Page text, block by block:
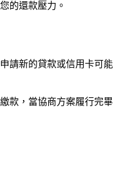
的還款壓力。
新的貸款或信用卡可
繳款，當協商方案履行完